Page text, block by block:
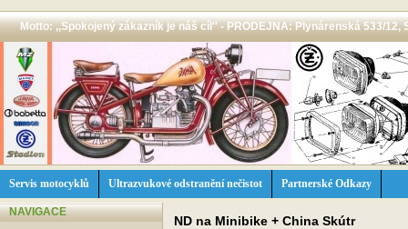
Motto: ,,Spokojený zákazník je náš cíl'' - PRODEJNA: Plynárenská 533/12,
Servis motocyklů Ultrazvukové odstranění nečistot Partnerské Odkazy
NAVIGACE
ND na Minibike + China Skútr